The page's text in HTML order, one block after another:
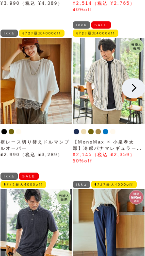
ット
¥3,990（税込 ¥4,389）
ドパンツ「小泉孝太郎さん着
用モデル」
¥2,514（税込 ¥2,765）
40%off
ikka ﾓｱｵﾌ最大4000off
裾レース切り替えドルマンプ
ルオーバー
¥2,990（税込 ¥3,289）
ikka SALE
ﾓｱｵﾌ最大4000off
【MonoMax × 小泉孝太
郎】冷感パナマレギュラーカ
ラー半袖シャツ「小泉孝太郎
さん着用モデル」
¥2,145（税込 ¥2,359）
50%off
ikka SALE
ﾓｱｵﾌ最大4000off ikka ﾓｱｵﾌ最大4000off